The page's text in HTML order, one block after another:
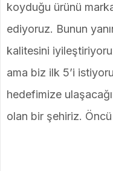
koyduğu ürünü
ediyoruz. Bunun
kalitesini
ama biz ilk 5’i
hedefimize
olan bir şehiriz.